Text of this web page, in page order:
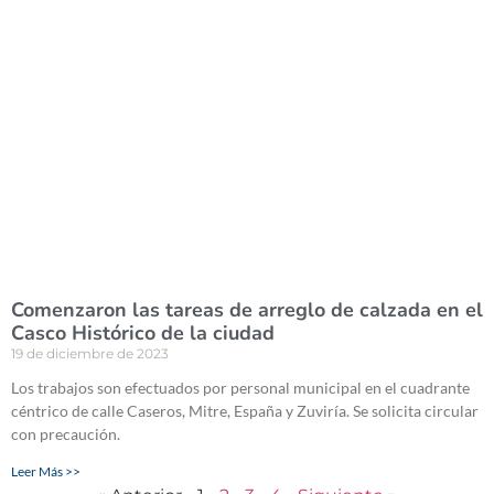
Comenzaron las tareas de arreglo de calzada en el
Casco Histórico de la ciudad
19 de diciembre de 2023
Los trabajos son efectuados por personal municipal en el cuadrante
céntrico de calle Caseros, Mitre, España y Zuviría. Se solicita circular
con precaución.
Leer Más >>